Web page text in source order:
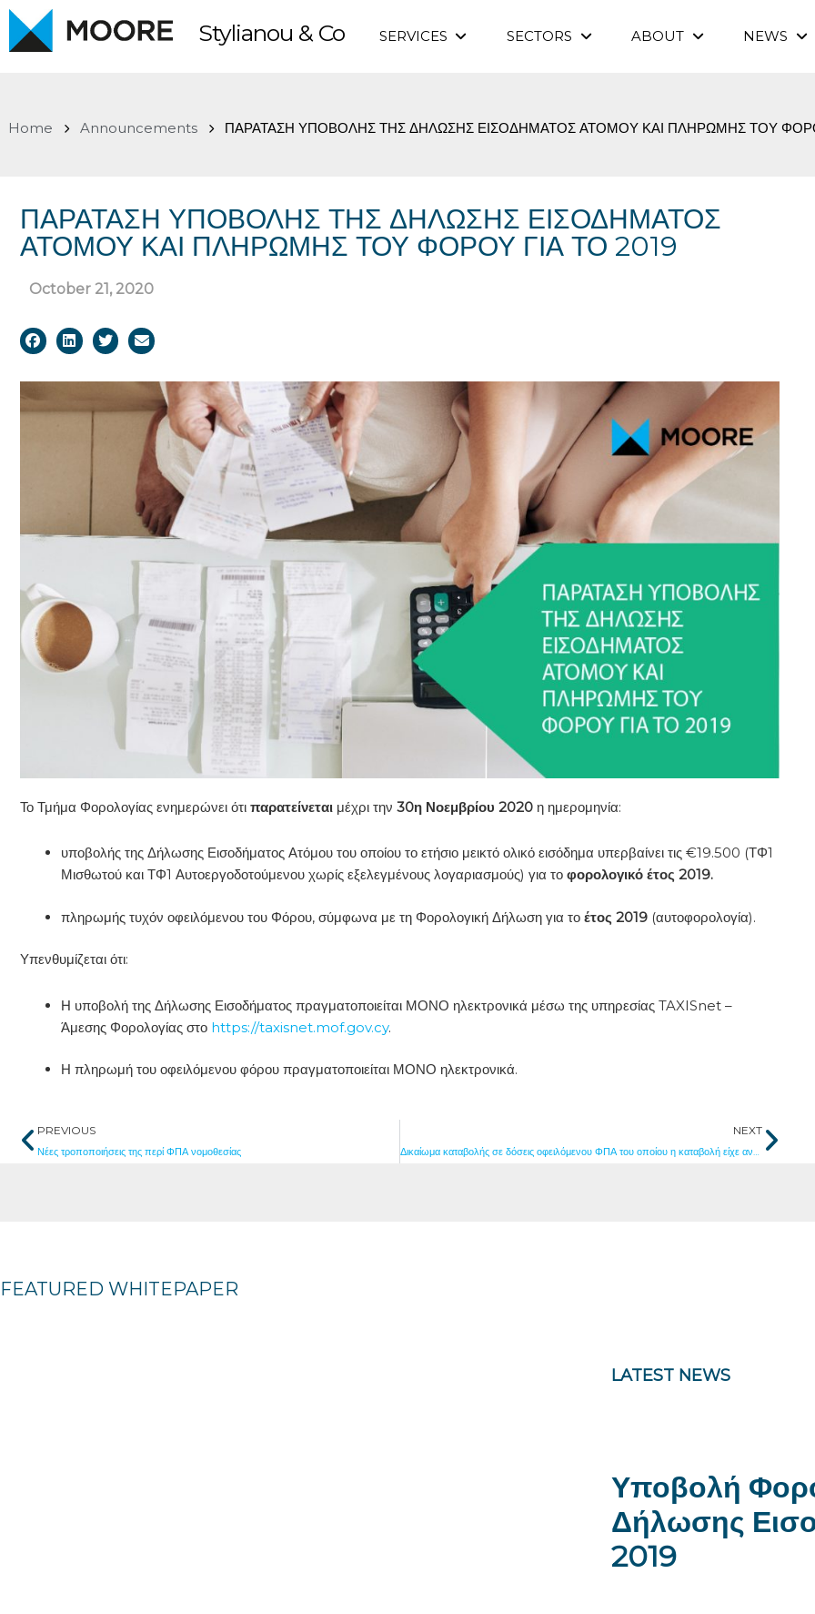
Skip
content
Stylianou & Co SERVICES SECTORS ABOUT NEWS
Home Announcements ΠΑΡΑΤΑΣΗ ΥΠΟΒΟΛΗΣ ΤΗΣ ΔΗΛΩΣΗΣ ΕΙΣΟΔΗΜΑΤΟΣ ΑΤΟΜΟΥ ΚΑΙ ΠΛΗΡΩΜΗΣ ΤΟΥ
ΠΑΡΑΤΑΣΗ ΥΠΟΒΟΛΗΣ ΤΗΣ ΔΗΛΩΣΗΣ ΕΙΣΟΔΗΜΑΤΟΣ
ΑΤΟΜΟΥ ΚΑΙ ΠΛΗΡΩΜΗΣ ΤΟΥ ΦΟΡΟΥ ΓΙΑ ΤΟ 2019
October 21, 2020
Το Τμήμα Φορολογίας ενημερώνει ότι παρατείνεται μέχρι την 30η Νοεμβρίου 2020 η ημερομηνία:
υποβολής της Δήλωσης Εισοδήματος Ατόμου του οποίου το ετήσιο μεικτό ολικό εισόδημα υπερβαίνει τις €19.500 (ΤΦ1
Μισθωτού και ΤΦ1 Αυτοεργοδοτούμενου χωρίς εξελεγμένους λογαριασμούς) για το φορολογικό έτος 2019.
πληρωμής τυχόν οφειλόμενου του Φόρου, σύμφωνα με τη Φορολογική Δήλωση για το έτος 2019 (αυτοφορολογία).
Υπενθυμίζεται ότι:
Η υποβολή της Δήλωσης Εισοδήματος πραγματοποιείται ΜΟΝΟ ηλεκτρονικά μέσω της υπηρεσίας TAXISnet –
Άμεσης Φορολογίας στο https://taxisnet.mof.gov.cy.
Η πληρωμή του οφειλόμενου φόρου πραγματοποιείται ΜΟΝΟ ηλεκτρονικά.
Prev
PREVIOUS
Νέες τροποποιήσεις της περί ΦΠΑ νομοθεσίας
NEXT
FEATURED WHITEPAPER
LATEST NEWS
Υποβολή
Δήλωσης
2019